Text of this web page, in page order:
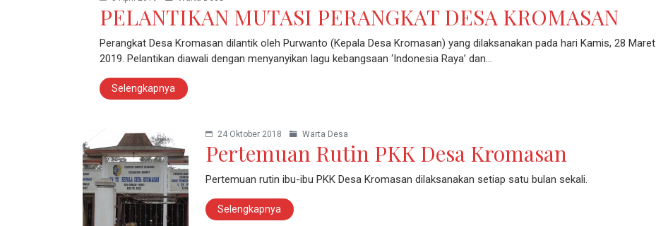
PELANTIKAN MUTASI PERANGKAT DESA KROMASAN
Perangkat Desa Kromasan dilantik oleh Purwanto (Kepala Desa Kromasan) yang dilaksanakan pada hari Kamis, 28 Maret
2019. Pelantikan diawali dengan menyanyikan lagu kebangsaan ‘Indonesia Raya’ dan…
Selengkapnya
24 Oktober 2018 Warta Desa
Pertemuan Rutin PKK Desa Kromasan
Pertemuan rutin ibu-ibu PKK Desa Kromasan dilaksanakan setiap satu bulan sekali.
Selengkapnya